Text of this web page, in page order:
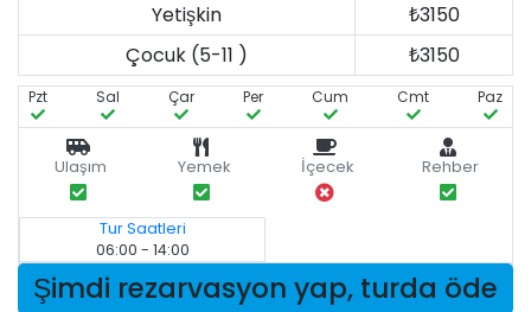
Yetişkin
₺3150
Çocuk (5-11 )
₺3150
Pzt Sal Çar Per Cum Cmt Paz
Ulaşım Yemek İçecek Rehber
Tur Saatleri
06:00 - 14:00
Şimdi rezarvasyon yap, turda öde